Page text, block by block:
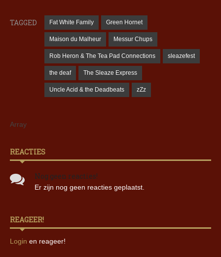
TAGGED Fat White Family Green Hornet
Maison du Malheur Messur Chups
Rob Heron & The Tea Pad Connections sleazefest
the deaf The Sleaze Express
Uncle Acid & the Deadbeats zZz
Array
REACTIES
Nog geen reacties!
Er zijn nog geen reacties geplaatst.
REAGEER!
Login en reageer!